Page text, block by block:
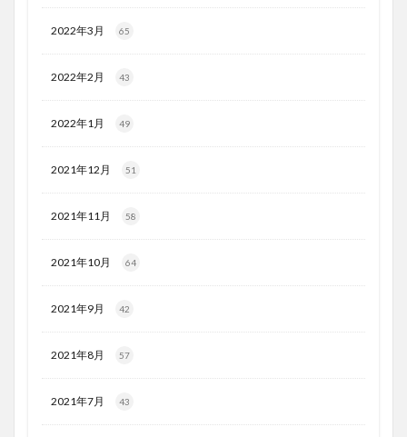
2022年3月 65
2022年2月 43
2022年1月 49
2021年12月 51
2021年11月 58
2021年10月 64
2021年9月 42
2021年8月 57
2021年7月 43